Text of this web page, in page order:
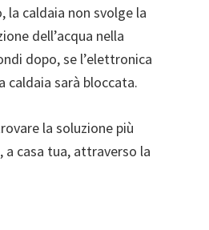
la caldaia non svolge la
dell’acqua nella
dopo, se l’elettronica
caldaia sarà bloccata.
la soluzione più
casa tua, attraverso la